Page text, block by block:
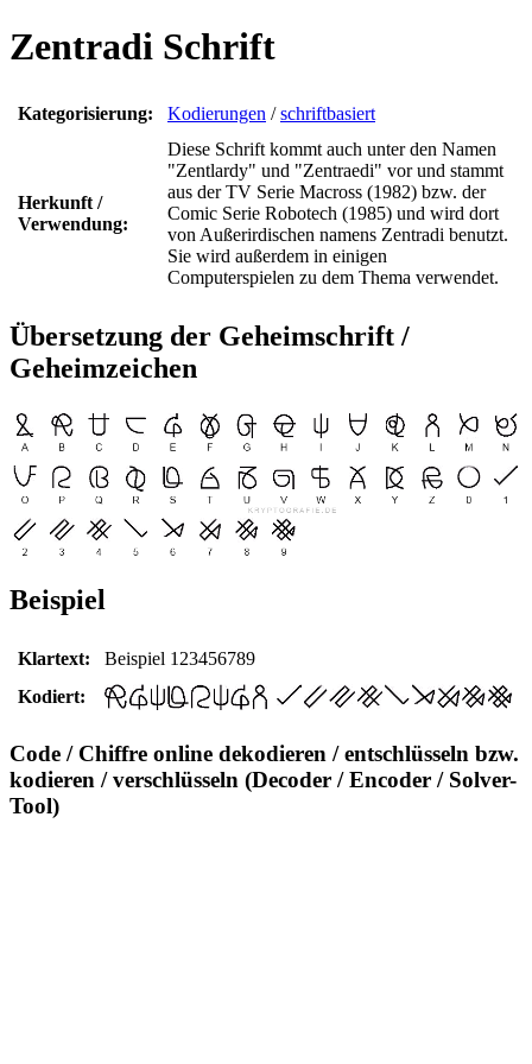
Zentradi Schrift
Kategorisierung: Kodierungen /schriftbasiert
Herkunft /
Verwendung:
Diese Schrift kommt auch unter den Namen
"Zentlardy" und "Zentraedi" vor und stammt
aus der TV Serie Macross (1982) bzw. der
Comic Serie Robotech (1985) und wird dort
von Außerirdischen namens Zentradi benutzt.
Sie wird außerdem in einigen
Computerspielen zu dem Thema verwendet.
Übersetzung der Geheimschrift /
Geheimzeichen
Beispiel
Klartext:
Beispiel 123456789
Kodiert:
Code / Chiffre online dekodieren / entschlüsseln bzw.
kodieren / verschlüsseln (Decoder / Encoder / Solver-
Tool)